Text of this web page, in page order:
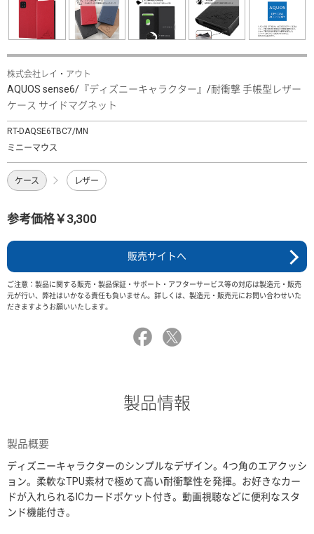
株式会社レイ・アウト
AQUOS sense6/『ディズニーキャラクター』/耐衝撃 手帳型レザー
ケース サイドマグネット
RT-DAQSE6TBC7/MN
ミニーマウス
ケース レザー
参考価格￥3,300
販売サイトへ
ご注意：製品に関する販売・製品保証・サポート・アフターサービス等の対応は製造元・販売
元が行い、弊社はいかなる責任も負いません。詳しくは、製造元・販売元にお問い合わせいた
だきますようお願いいたします。
製品情報
製品概要
ディズニーキャラクターのシンプルなデザイン。4つ角のエアクッシ
ョン。柔軟なTPU素材で極めて高い耐衝撃性を発揮。お好きなカー
ドが入れられるICカードポケット付き。動画視聴などに便利なスタ
ンド機能付き。